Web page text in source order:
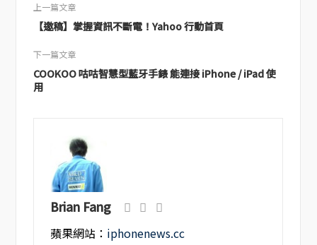
上一篇文章
【邀稿】掌握資訊不斷電！Yahoo 行動首頁
下一篇文章
COOKOO 咕咕智慧型藍牙手錶 能連接 iPhone / iPad 使
用
Brian Fang
蘋果網站： iphonenews.cc